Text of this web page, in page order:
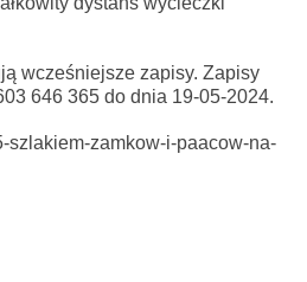
wcześniejsze zapisy. Zapisy
646 365 do dnia 19-05-2024.
szlakiem-zamkow-i-paacow-na-